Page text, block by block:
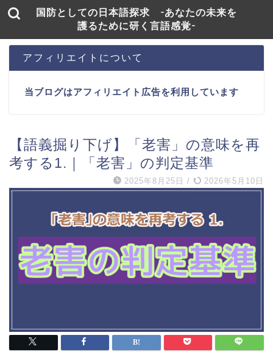
国防としての日本語探求 -あなたの未来を
護るために研く言語感覚-
アフィリエイトについて
当ブログはアフィリエイト広告を利用しています
【語義掘り下げ】「老害」の意味を再
考する1.｜「老害」の判定基準
2025年8月25日 / 2026年5月10日